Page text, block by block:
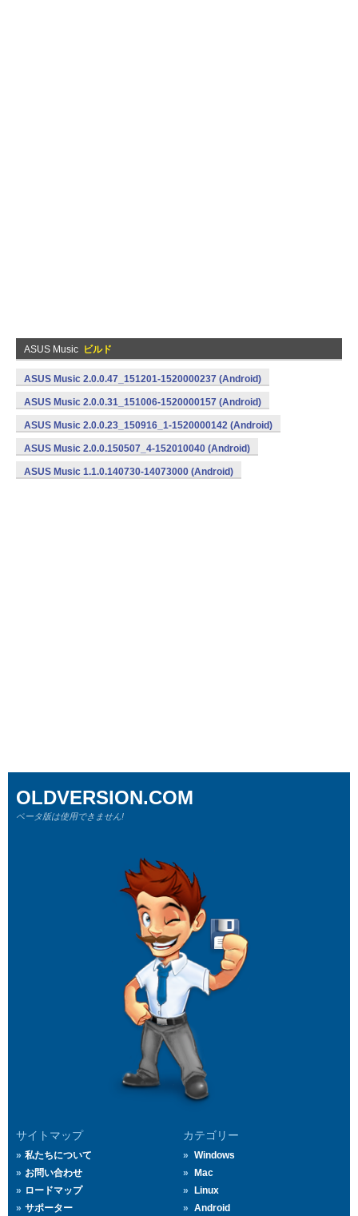
ASUS Music ビルド
ASUS Music 2.0.0.47_151201-1520000237 (Android)
ASUS Music 2.0.0.31_151006-1520000157 (Android)
ASUS Music 2.0.0.23_150916_1-1520000142 (Android)
ASUS Music 2.0.0.150507_4-152010040 (Android)
ASUS Music 1.1.0.140730-14073000 (Android)
サイトマップ
私たちについて
お問い合わせ
ロードマップ
サポーター
カテゴリー
Windows
Mac
Linux
Android
OLDVERSION.COM
ベータ版は使用できません!